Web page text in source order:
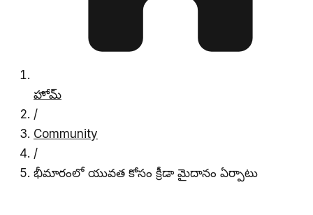
హోమ్
/
Community
/
భీమారంలో యువత కోసం క్రీడా మైదానం ఏర్పాటు